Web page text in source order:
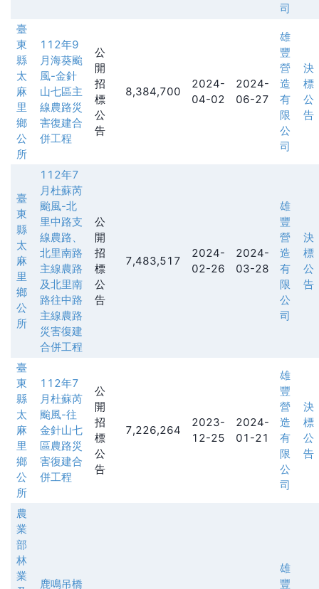
司
臺
東
縣
太
麻
里
鄉
公
所
112年9
月海葵颱
風-金針
山七區主
線農路災
害復建合
併工程
公
開
招
標
公
告
8,384,700
2024-
04-02
2024-
06-27
雄
豐
營
造
有
限
公
司
決
標
公
告
臺
東
縣
太
麻
里
鄉
公
所
112年7
月杜蘇芮
颱風-北
里中路支
線農路、
北里南路
主線農路
及北里南
路往中路
主線農路
災害復建
合併工程
公
開
招
標
公
告
7,483,517
2024-
02-26
2024-
03-28
雄
豐
營
造
有
限
公
司
決
標
公
告
臺
東
縣
太
麻
里
鄉
公
所
112年7
月杜蘇芮
颱風-往
金針山七
區農路災
害復建合
併工程
公
開
招
標
公
告
7,226,264
2023-
12-25
2024-
01-21
雄
豐
營
造
有
限
公
司
決
標
公
告
農
業
部
林
業
鹿鳴吊橋
雄
豐